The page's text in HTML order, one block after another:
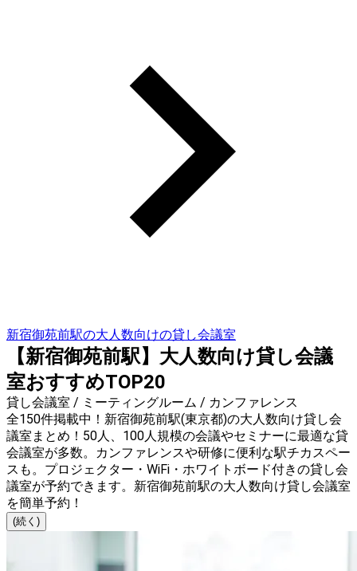
新宿御苑前駅の大人数向けの貸し会議室
【新宿御苑前駅】大人数向け貸し会議
室おすすめTOP20
貸し会議室 / ミーティングルーム / カンファレンス
全150件掲載中！新宿御苑前駅(東京都)の大人数向け貸し会
議室まとめ！50人、100人規模の会議やセミナーに最適な貸
会議室が多数。カンファレンスや研修に便利な駅チカスペー
スも。プロジェクター・WiFi・ホワイトボード付きの貸し会
議室が予約できます。新宿御苑前駅の大人数向け貸し会議室
を簡単予約！
(続く)